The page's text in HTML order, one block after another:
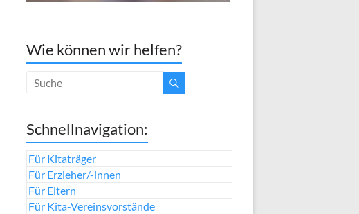
Wie können wir helfen?
Schnellnavigation:
Für Kitaträger
Für Erzieher/-innen
Für Eltern
Für Kita-Vereinsvorstände